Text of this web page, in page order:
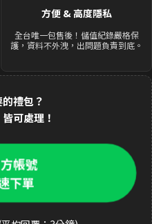
方便 & 高度隱私
全台唯一包售後！儲值紀錄嚴格保
護，資料不外洩，出問題負責到底。
禮包？
可處理！
帳號
下單